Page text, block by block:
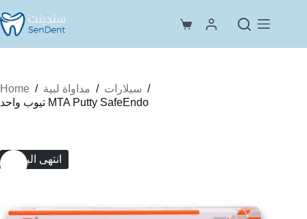
to
content
Shopping
Home / مداواة لبية / سيلارات /
تيوب واحد MTA Putty SafeEndo
انتهى البضاع